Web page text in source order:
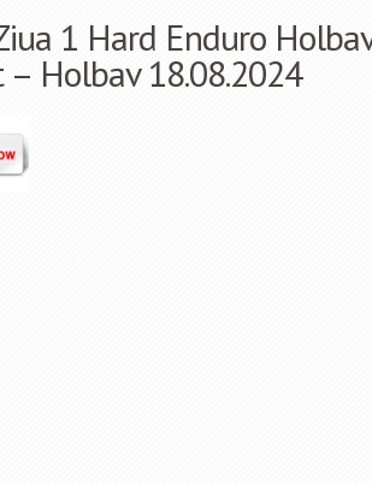
1 Hard Enduro
– Holbav 18.08.2024